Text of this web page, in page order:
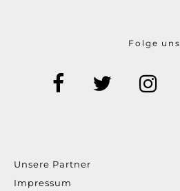
Folge uns
Unsere Partner
Impressum